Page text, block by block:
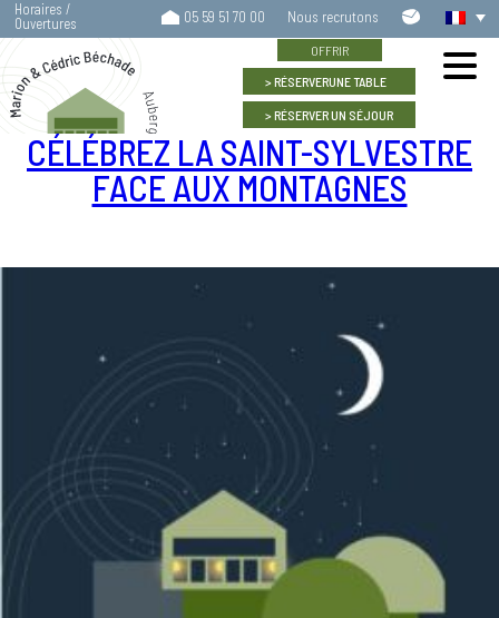
Horaires /
Ouvertures
05 59 51 70 00 Nous recrutons
Contactez-
nous
OFFRIR
RÉSERVERUNE TABLE
RÉSERVERUN SÉJOUR
CÉLÉBREZ LA SAINT-SYLVESTRE
FACE AUX MONTAGNES